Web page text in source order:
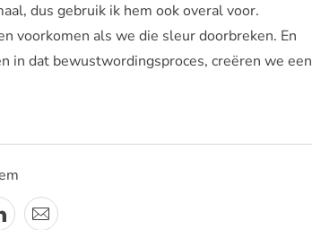
dus gebruik ik hem ook overal voor.
voorkomen als we die sleur doorbreken. En
in dat bewustwordingsproces, creëren we een
E-